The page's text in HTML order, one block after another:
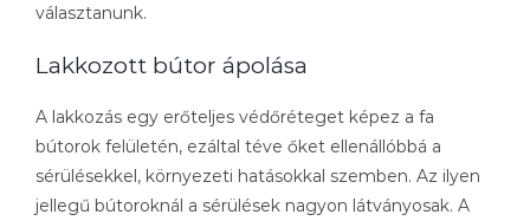
választanunk.
Lakkozott bútor ápolása
A lakkozás egy erőteljes védőréteget képez a fa
bútorok felületén, ezáltal téve őket ellenállóbbá a
sérülésekkel, környezeti hatásokkal szemben. Az ilyen
jellegű bútoroknál a sérülések nagyon látványosak. A